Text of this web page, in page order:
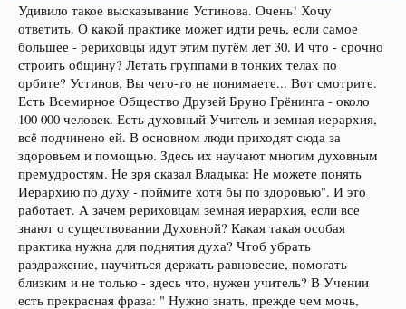
Удивило такое высказывание Устинова. Очень! Хочу
ответить. О какой практике может идти речь, если самое
большее - рериховцы идут этим путём лет 30. И что - срочно
строить общину? Летать группами в тонких телах по
орбите? Устинов, Вы чего-то не понимаете... Вот смотрите.
Есть Всемирное Общество Друзей Бруно Грёнинга - около
100 000 человек. Есть духовный Учитель и земная иерархия,
всё подчинено ей. В основном люди приходят сюда за
здоровьем и помощью. Здесь их научают многим духовным
премудростям. Не зря сказал Владыка: Не можете понять
Иерархию по духу - поймите хотя бы по здоровью". И это
работает. А зачем рериховцам земная иерархия, если все
знают о существовании Духовной? Какая такая особая
практика нужна для поднятия духа? Чтоб убрать
раздражение, научиться держать равновесие, помогать
близким и не только - здесь что, нужен учитель? В Учении
есть прекрасная фраза: " Нужно знать, прежде чем мочь,